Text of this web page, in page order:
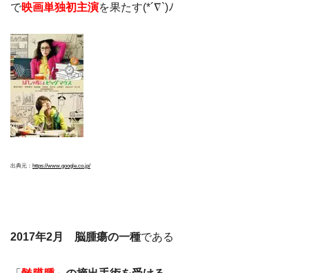
で映画単独初主演を果たす(*´∇`)ﾉ
出典元： https://www.google.co.jp/
2017年2月 脳腫瘍の一種である